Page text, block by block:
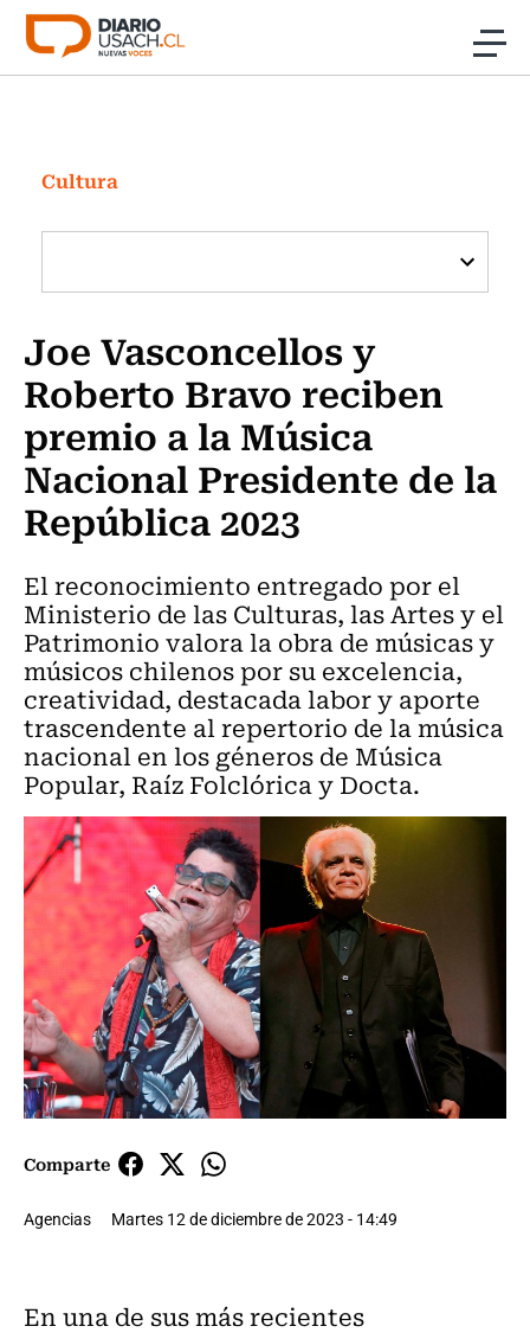
Click acá para ir directamente al contenido
Investigación
Cultura
Programas Radio y TV Usach
Cultura
Joe Vasconcellos y
Roberto Bravo reciben
premio a la Música
Nacional Presidente de la
República 2023
El reconocimiento entregado por el
Ministerio de las Culturas, las Artes y el
Patrimonio valora la obra de músicas y
músicos chilenos por su excelencia,
creatividad, destacada labor y aporte
trascendente al repertorio de la música
nacional en los géneros de Música
Popular, Raíz Folclórica y Docta.
Comparte
Agencias Martes 12 de diciembre de 2023 - 14:49
En una de sus más recientes